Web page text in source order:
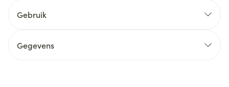
Gebruik
2 tabletten per dag tijdens de maaltijd.
Gegevens